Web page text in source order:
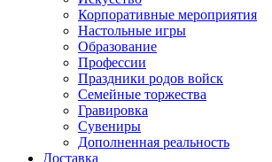
Корпоративные мероприятия
Настольные игры
Образование
Профессии
Праздники родов войск
Семейные торжества
Гравировка
Сувениры
Дополненная реальность
Доставка